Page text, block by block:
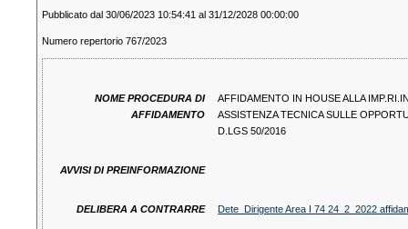
Pubblicato dal 30/06/2023 10:54:41 al 31/12/2028 00:00:00
Numero repertorio 767/2023
NOME PROCEDURA DI
AFFIDAMENTO
AFFIDAMENTO IN HOUSE ALLA
ASSISTENZA TECNICA SULLE
D.LGS 50/2016
AVVISI DI PREINFORMAZIONE
DELIBERA A CONTRARRE Dete_Dirigente Area I 74 24_2_2022